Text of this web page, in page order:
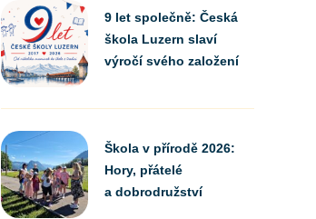
9 let společně: Česká
škola Luzern slaví
výročí svého založení
Škola v přírodě 2026:
Hory, přátelé
a dobrodružství